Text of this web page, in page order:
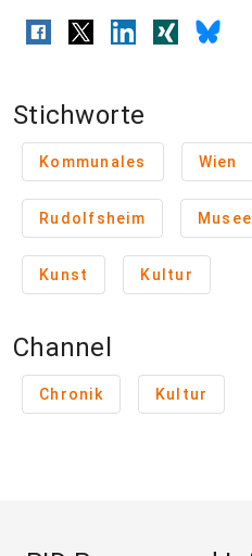
Stichworte
Kommunales Wien
Rudolfsheim
Kunst Kultur
Channel
Chronik Kultur